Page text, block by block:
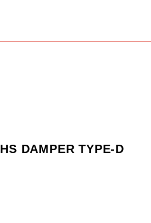
HS DAMPER TYPE-D